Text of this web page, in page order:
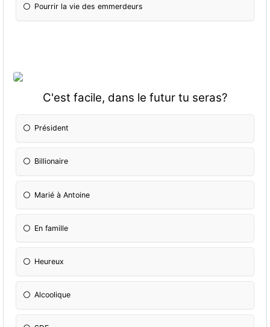
Pourrir la vie des emmerdeurs
C'est facile, dans le futur tu seras?
Président
Billionaire
Marié à Antoine
En famille
Heureux
Alcoolique